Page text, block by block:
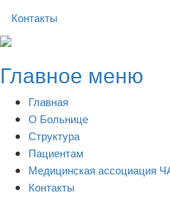
Контакты
Skip
content
Главное меню
Главная
О Больнице
Структура
Пациентам
Медицинская ассоциация
Контакты